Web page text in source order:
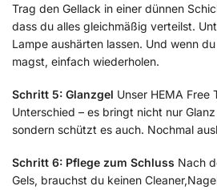
Trag den Gellack in einer dünnen
dass du alles gleichmäßig verteilst.
Lampe aushärten lassen. Und wenn
magst, einfach wiederholen.
Schritt 5: Glanzgel Unser HEMA Free
Unterschied – es bringt nicht nur
sondern schützt es auch. Nochmal
Schritt 6: Pflege zum Schluss Nach
Gels, brauchst du keinen